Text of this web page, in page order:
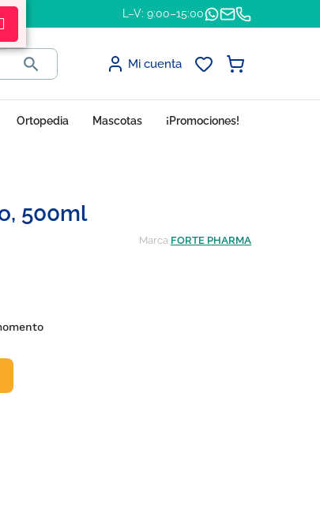
L–V: 9:00–15:00
 Mi cuenta
Ortopedia Mascotas ¡Promociones!
500ml
Marca FORTE PHARMA